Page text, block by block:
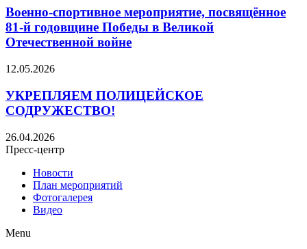
Военно‑спортивное мероприятие, посвящённое
81‑й годовщине Победы в Великой
Отечественной войне
12.05.2026
УКРЕПЛЯЕМ ПОЛИЦЕЙСКОЕ
СОДРУЖЕСТВО!
26.04.2026
Пресс-центр
Новости
План мероприятий
Фотогалерея
Видео
Menu